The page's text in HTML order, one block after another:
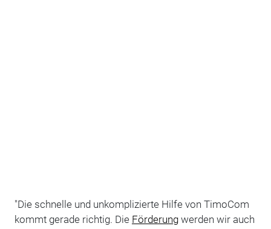
"Die schnelle und unkomplizierte Hilfe von TimoCom
kommt gerade richtig. Die Förderungwerden wir auch